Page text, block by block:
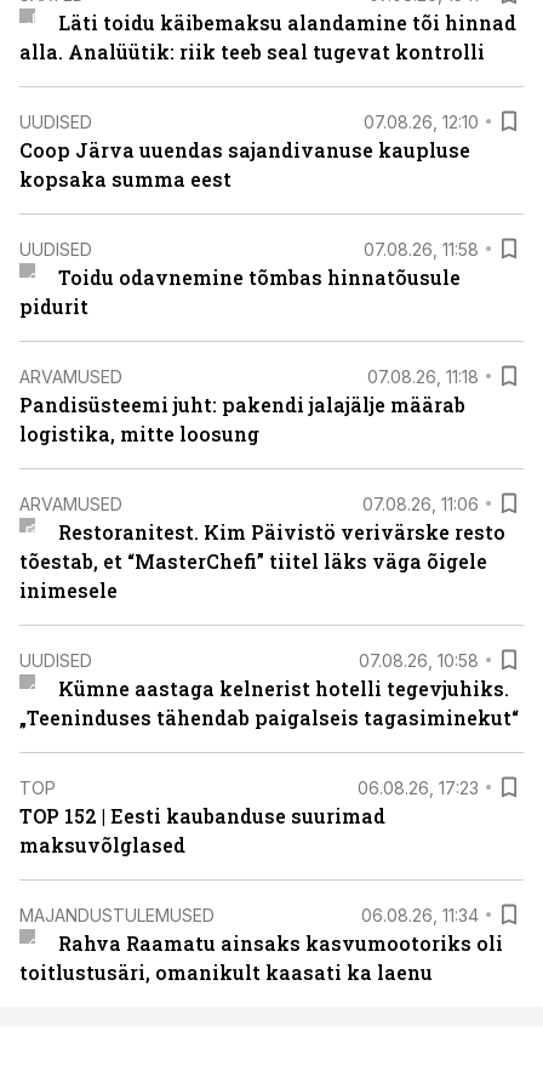
Läti toidu käibemaksu alandamine tõi hinnad
alla. Analüütik: riik teeb seal tugevat kontrolli
UUDISED 07.08.26, 12:10
Coop Järva uuendas sajandivanuse kaupluse
kopsaka summa eest
UUDISED 07.08.26, 11:58
Toidu odavnemine tõmbas hinnatõusule
pidurit
ARVAMUSED 07.08.26, 11:18
Pandisüsteemi juht: pakendi jalajälje määrab
logistika, mitte loosung
ARVAMUSED 07.08.26, 11:06
Restoranitest. Kim Päivistö verivärske resto
tõestab, et “MasterChefi” tiitel läks väga õigele
inimesele
UUDISED 07.08.26, 10:58
Kümne aastaga kelnerist hotelli tegevjuhiks.
„Teeninduses tähendab paigalseis tagasiminekut“
TOP 06.08.26, 17:23
TOP 152 | Eesti kaubanduse suurimad
maksuvõlglased
MAJANDUSTULEMUSED 06.08.26, 11:34
Rahva Raamatu ainsaks kasvumootoriks oli
toitlustusäri, omanikult kaasati ka laenu